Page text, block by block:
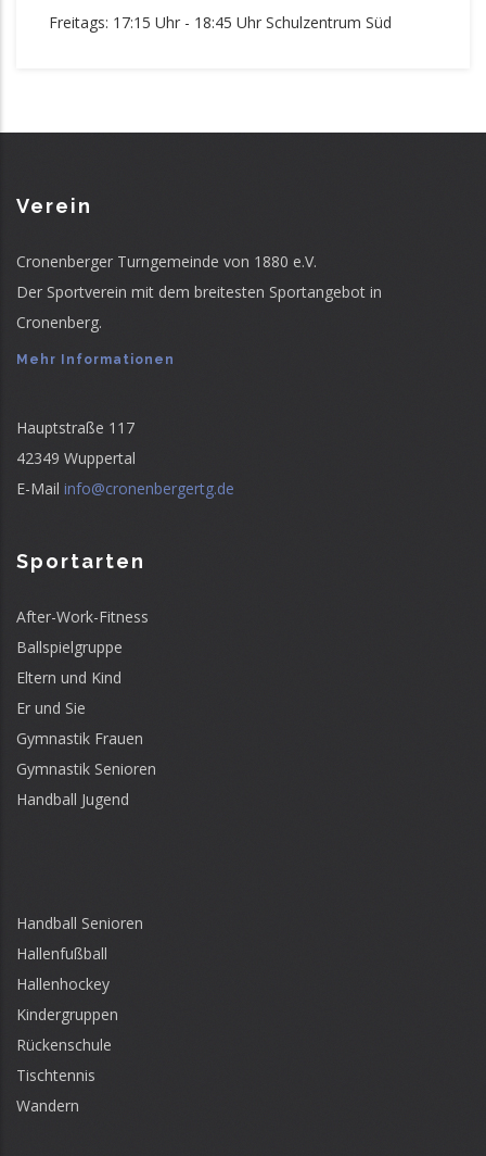
Freitags: 17:15 Uhr - 18:45 Uhr Schulzentrum Süd
Verein
Cronenberger Turngemeinde von 1880 e.V.
Der Sportverein mit dem breitesten Sportangebot in
Cronenberg.
Mehr Informationen
Hauptstraße 117
42349 Wuppertal
E-Mail info@cronenbergertg.de
Sportarten
After-Work-Fitness
Ballspielgruppe
Eltern und Kind
Er und Sie
Gymnastik Frauen
Gymnastik Senioren
Handball Jugend
Handball Senioren
Hallenfußball
Hallenhockey
Kindergruppen
Rückenschule
Tischtennis
Wandern